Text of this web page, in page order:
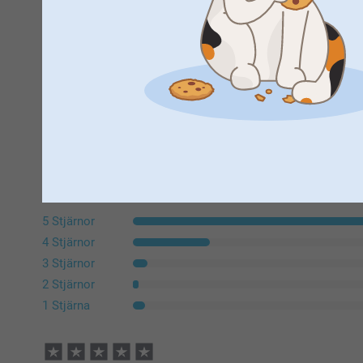
Trustpilot produktomdömen
5 Stjärnor
4 Stjärnor
3 Stjärnor
2 Stjärnor
1 Stjärna